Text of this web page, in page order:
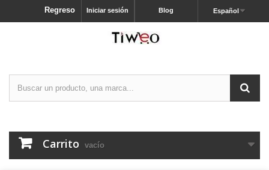
Español
Blog
Iniciar sesión
Regreso
Carrito vacío